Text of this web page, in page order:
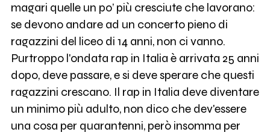
magari quelle un po’ più cresciute che lavorano:
se devono andare ad un concerto pieno di
ragazzini del liceo di 14 anni, non ci vanno.
Purtroppo l'ondata rap in Italia è arrivata 25 anni
dopo, deve passare, e si deve sperare che questi
ragazzini crescano. Il rap in Italia deve diventare
un minimo più adulto, non dico che dev'essere
una cosa per quarantenni, però insomma per